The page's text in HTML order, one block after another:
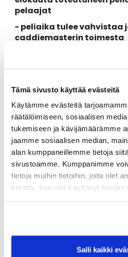
Tämä sivusto käyttää evästeitä
Käytämme evästeitä
räätälöimiseen, sosiaalisen
tukemiseen ja kävijämäärämme
jaamme sosiaalisen median,
alan kumppaneillemme tietoja
sivustoamme. Kumppanimme
tietoja muihin tietoihin, joita olet
kerätty, kun olet käyttänyt heidän
Salli kaikki
pelaajat
- peliaika tulee vahvistaa
caddiemasterin toimesta
- lahjakortit arvotaan: 1
Niskaportissa pelaat kaverin
edullisemmin: Kaverilähtö
ja koko flight neljälle 120
Klo 17 alkaen päivittäin
euroa! Ja SGS
vapaana viikonlopuille.
Menossa mukana
www.golfpoint.fi